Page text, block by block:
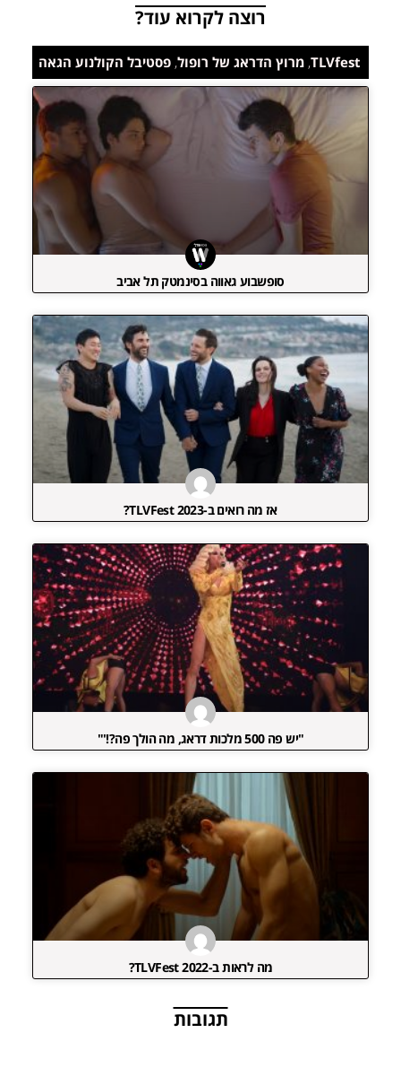
רוצה לקרוא עוד?
TLVfest
, מרוץ הדראג של רופול, פסטיבל הקולנוע הגאה
סופשבוע גאווה בסינמטק תל אביב
אז מה רואים ב-TLVFest 2023?
"יש פה 500 מלכות דראג, מה הולך פה?!'"
מה לראות ב-TLVFest 2022?
תגובות